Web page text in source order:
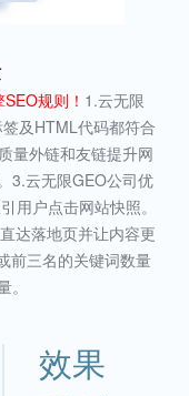
规则！ 1.云无限
及HTML代码都符合
量外链和友链提升网
3.云无限GEO公司优
用户点击网站快照。
达落地页并让内容更
前三名的关键词数量
效果